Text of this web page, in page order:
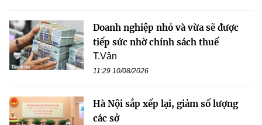
Doanh nghiệp nhỏ và vừa sẽ được
tiếp sức nhờ chính sách thuế
T.Vân
11:29 10/08/2026
Hà Nội sắp xếp lại, giảm số lượng
các sở